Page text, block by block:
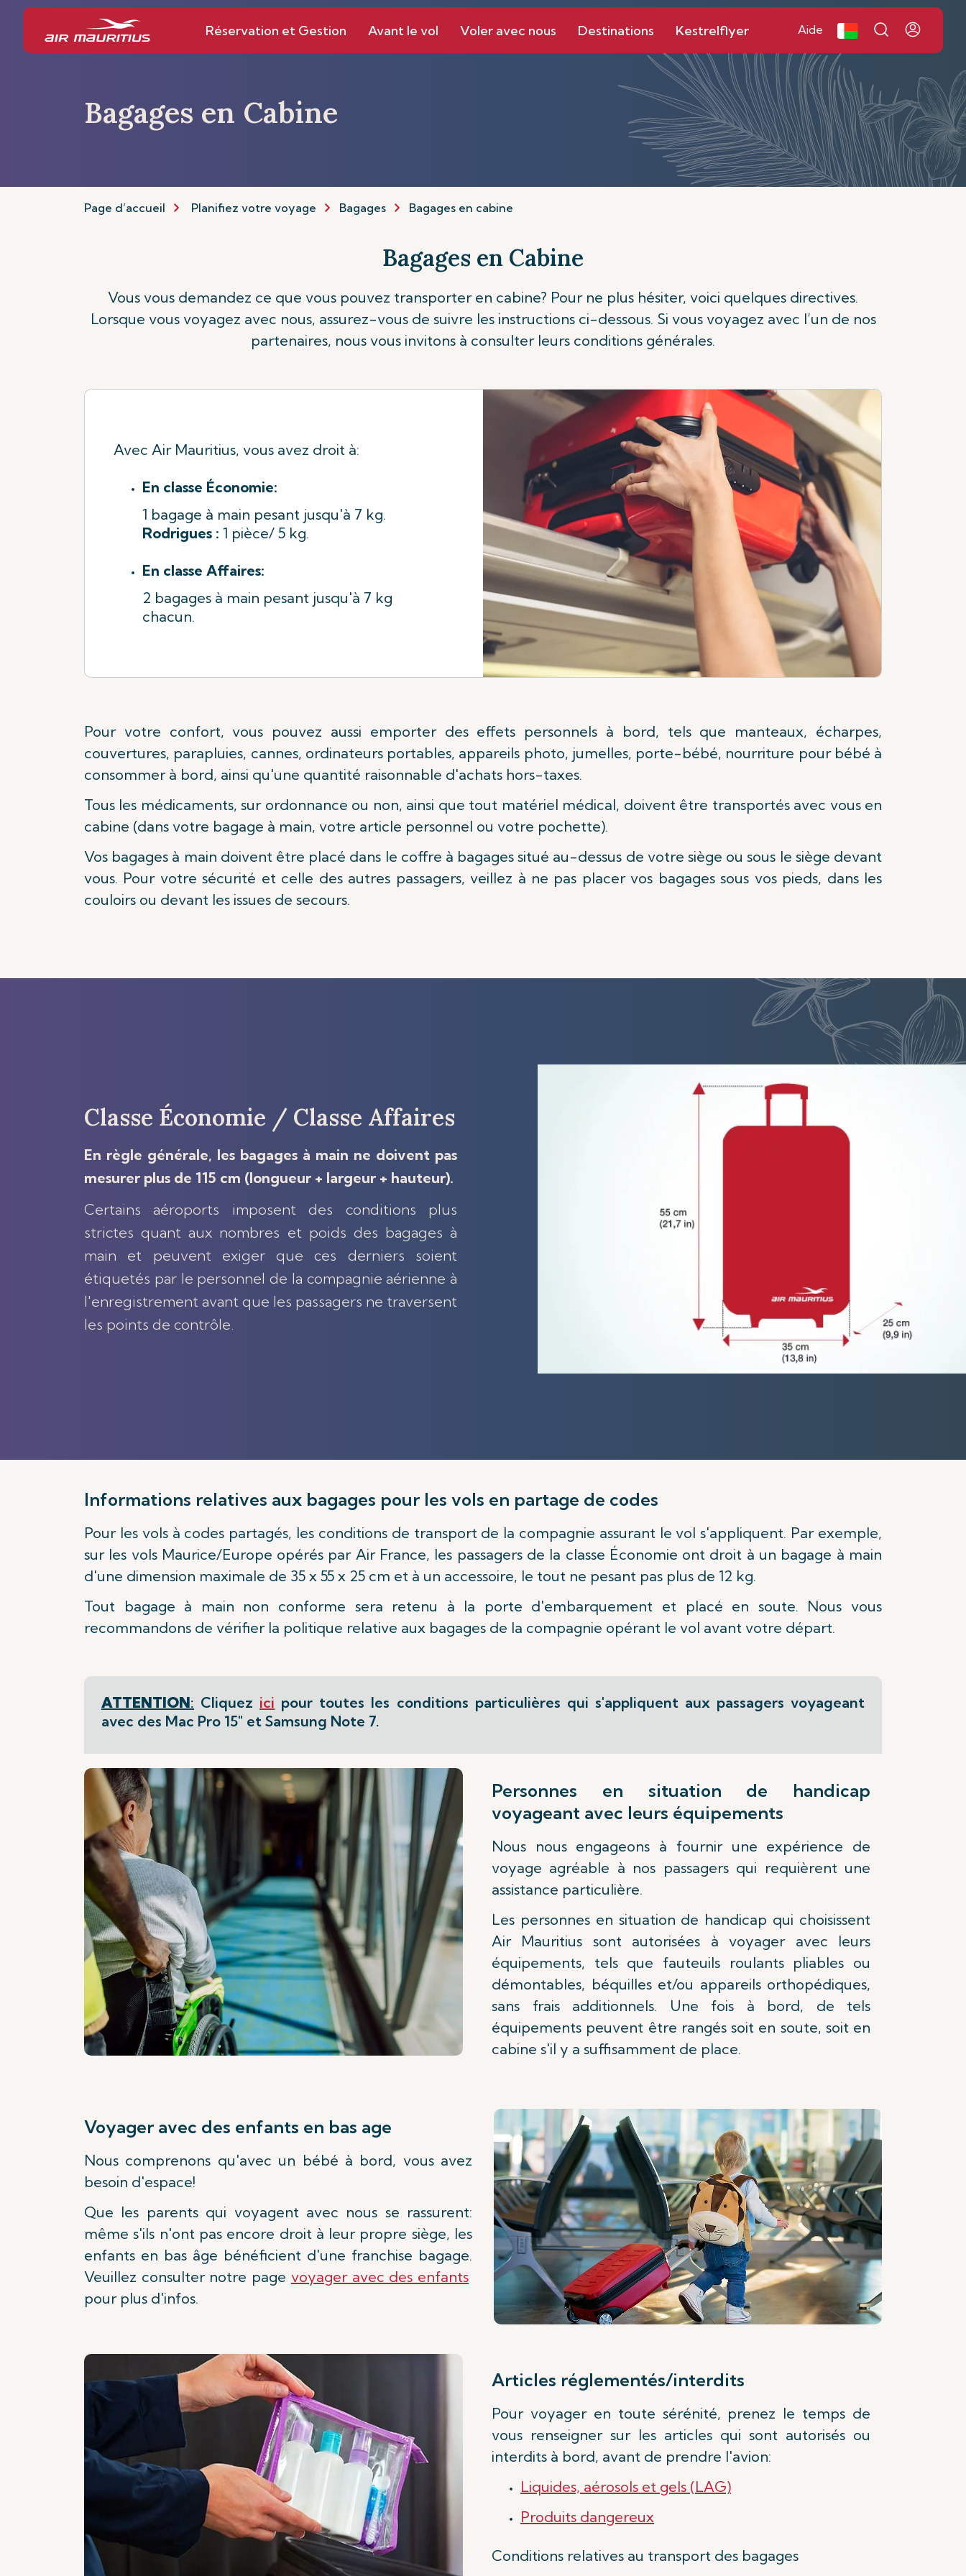
Réservation et Gestion Avant le vol Voler avec nous Destinations Kestrelflyer Aide
Bagages en Cabine
Page d’accueil Planifiez votre voyage Bagages Bagages en cabine
Bagages en Cabine
Vous vous demandez ce que vous pouvez transporter en cabine? Pour ne plus hésiter, voici quelques directives.
Lorsque vous voyagez avec nous, assurez-vous de suivre les instructions ci-dessous. Si vous voyagez avec l’un de nos
partenaires, nous vous invitons à consulter leurs conditions générales.
Avec Air Mauritius, vous avez droit à:
En classe Économie:
1 bagage à main pesant jusqu'à 7 kg.
Rodrigues : 1 pièce/ 5 kg.
En classe Affaires:
2 bagages à main pesant jusqu'à 7 kg
chacun.
Pour votre confort, vous pouvez aussi emporter des effets personnels à bord, tels que manteaux, écharpes,
couvertures, parapluies, cannes, ordinateurs portables, appareils photo, jumelles, porte-bébé, nourriture pour bébé à
consommer à bord, ainsi qu'une quantité raisonnable d'achats hors-taxes.
Tous les médicaments, sur ordonnance ou non, ainsi que tout matériel médical, doivent être transportés avec vous en
cabine (dans votre bagage à main, votre article personnel ou votre pochette).
Vos bagages à main doivent être placé dans le coffre à bagages situé au-dessus de votre siège ou sous le siège devant
vous. Pour votre sécurité et celle des autres passagers, veillez à ne pas placer vos bagages sous vos pieds, dans les
couloirs ou devant les issues de secours.
Classe Économie / Classe Affaires
En règle générale, les bagages à main ne doivent pas
mesurer plus de 115 cm (longueur + largeur + hauteur).
Certains aéroports imposent des conditions plus
strictes quant aux nombres et poids des bagages à
main et peuvent exiger que ces derniers soient
étiquetés par le personnel de la compagnie aérienne à
l'enregistrement avant que les passagers ne traversent
les points de contrôle.
Informations relatives aux bagages pour les vols en partage de codes
Pour les vols à codes partagés, les conditions de transport de la compagnie assurant le vol s'appliquent. Par exemple,
sur les vols Maurice/Europe opérés par Air France, les passagers de la classe Économie ont droit à un bagage à main
d'une dimension maximale de 35 x 55 x 25 cm et à un accessoire, le tout ne pesant pas plus de 12 kg.
Tout bagage à main non conforme sera retenu à la porte d'embarquement et placé en soute. Nous vous
recommandons de vérifier la politique relative aux bagages de la compagnie opérant le vol avant votre départ.
ATTENTION: Cliquez ici pour toutes les conditions particulières qui s'appliquent aux passagers voyageant
avec des Mac Pro 15" et Samsung Note 7.
Personnes en situation de handicap
voyageant avec leurs équipements
Nous nous engageons à fournir une expérience de
voyage agréable à nos passagers qui requièrent une
assistance particulière.
Les personnes en situation de handicap qui choisissent
Air Mauritius sont autorisées à voyager avec leurs
équipements, tels que fauteuils roulants pliables ou
démontables, béquilles et/ou appareils orthopédiques,
sans frais additionnels. Une fois à bord, de tels
équipements peuvent être rangés soit en soute, soit en
cabine s'il y a suffisamment de place.
Voyager avec des enfants en bas age
Nous comprenons qu'avec un bébé à bord, vous avez
besoin d'espace!
Que les parents qui voyagent avec nous se rassurent:
même s'ils n'ont pas encore droit à leur propre siège, les
enfants en bas âge bénéficient d'une franchise bagage.
Veuillez consulter notre page voyager avec des enfants
pour plus d'infos.
Articles réglementés/interdits
Pour voyager en toute sérénité, prenez le temps de
vous renseigner sur les articles qui sont autorisés ou
interdits à bord, avant de prendre l'avion:
Liquides, aérosols et gels (LAG)
Produits dangereux
Conditions relatives au transport des bagages